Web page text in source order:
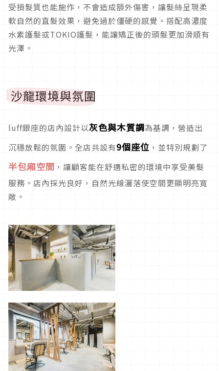
受損髮質也能施作，不會造成額外傷害，讓髮絲呈現柔
軟自然的直髮效果，避免過於僵硬的感覺。搭配高濃度
水素護髮或TOKIO護髮，能讓矯正後的頭髮更加滑順有
光澤。
沙龍環境與氛圍
luff銀座的店內設計以灰色與木質調為基調，營造出
沉穩放鬆的氛圍。全店共設有9個座位 ，並特別規劃了
半包廂空間 ，讓顧客能在舒適私密的環境中享受美髮
服務。店內採光良好，自然光線灑落使空間更顯明亮寬
敞。